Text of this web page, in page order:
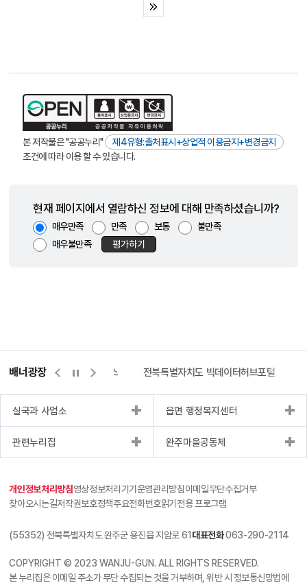
본 저작물은 "공공누리"
제4유형:출처표시+상업적 이용금지+변경금지
조건에 따라 이용 할 수 있습니다.
현재 페이지에서 열람하신 정보에 대해 만족하셨습니까?
매우만족 만족 보통
불만족
매우불만족
평가하기
배너광장
량바로처리센터 위택스 전북특별자치도 빅데이터허브포털
실국과 사업소 읍면 행정복지센터
관련누리집 완주마을공동체
개인정보처리방침영상정보처리기기운영관리방침이메일무단수집거부
찾아오시는길저작권보호정책주요전화번호읽기전용 프로그램
(55352) 전북특별자치도 완주군 용진읍 지암로 61대표전화063-290-2114
COPYRIGHT © 2023 WANJU-GUN. ALL RIGHTS RESERVED.
본 누리집은 이메일 주소가 무단 수집되는 것을 거부하며, 위반 시 정보통신망법에